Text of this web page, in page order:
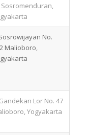
Sosromenduran,
No.
Malioboro,
Lor No. 47
Yogyakarta